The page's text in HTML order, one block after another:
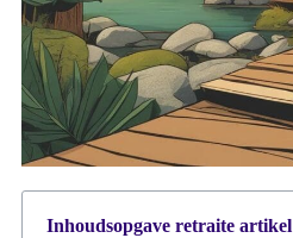
Inhoudsopgave retraite artikel